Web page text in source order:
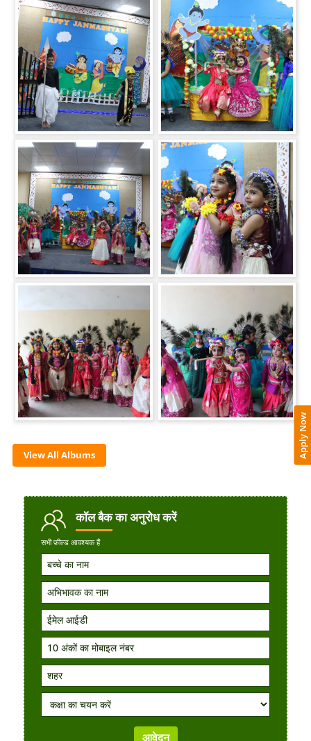
View All Albums
कॉल बैकका अनुरोध करें
सभी फ़ील्ड आवश्यक हैं
Apply Now